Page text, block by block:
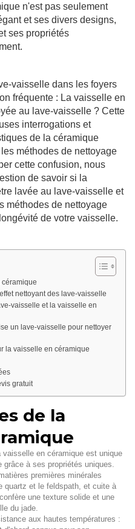
n'est pas seulement
et ses divers designs,
ses propriétés
vaisselle dans les foyers
fréquente : La vaisselle en
au lave-vaisselle ? Cette
interrogations et
de la céramique
méthodes de nettoyage
cette confusion, nous
de savoir si la
lavée au lave-vaisselle et
méthodes de nettoyage
de votre vaisselle.
nettoyant des lave-vaisselle
vaisselle et la vaisselle en
un lave-vaisselle pour nettoyer
la vaisselle en céramique
gratuit
de la
en céramique est unique
à ses propriétés uniques.
premières minérales
quartz et le feldspath, et cuite à
une texture solide et une
du jade.
aux hautes températures :